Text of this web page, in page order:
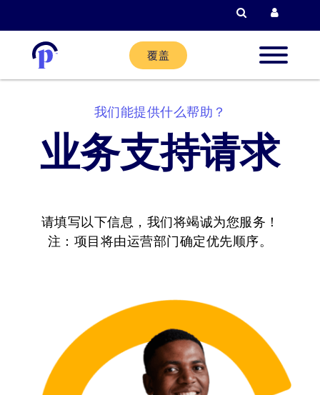
检索
覆盖
现有客户
帮助
我们能提供什么帮助？
业务支持请求
请填写以下信息，我们将竭诚为您服务！
注：项目将由运营部门确定优先顺序。